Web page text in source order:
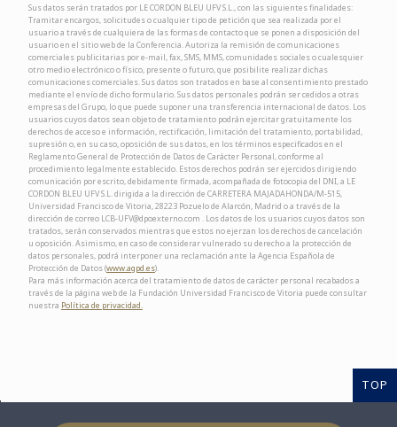
Sus datos serán tratados por LE CORDON BLEU UFV S.L., con las siguientes finalidades:
Tramitar encargos, solicitudes o cualquier tipo de petición que sea realizada por el
usuario a través de cualquiera de las formas de contacto que se ponen a disposición del
usuario en el sitio web de la Conferencia. Autoriza la remisión de comunicaciones
comerciales publicitarias por e-mail, fax, SMS, MMS, comunidades sociales o cualesquier
otro medio electrónico o físico, presente o futuro, que posibilite realizar dichas
comunicaciones comerciales. Sus datos son tratados en base al consentimiento prestado
mediante el envío de dicho formulario. Sus datos personales podrán ser cedidos a otras
empresas del Grupo, lo que puede suponer una transferencia internacional de datos. Los
usuarios cuyos datos sean objeto de tratamiento podrán ejercitar gratuitamente los
derechos de acceso e información, rectificación, limitación del tratamiento, portabilidad,
supresión o, en su caso, oposición de sus datos, en los términos especificados en el
Reglamento General de Protección de Datos de Carácter Personal, conforme al
procedimiento legalmente establecido. Estos derechos podrán ser ejercidos dirigiendo
comunicación por escrito, debidamente firmada, acompañada de fotocopia del DNI, a LE
CORDON BLEU UFV S.L. dirigida a la dirección de CARRETERA MAJADAHONDA/M-515,
Universidad Francisco de Vitoria, 28223 Pozuelo de Alarcón, Madrid o a través de la
dirección de correo LCB-UFV@dpoexterno.com . Los datos de los usuarios cuyos datos son
tratados, serán conservados mientras que estos no ejerzan los derechos de cancelación
u oposición. Asimismo, en caso de considerar vulnerado su derecho a la protección de
datos personales, podrá interponer una reclamación ante la Agencia Española de
Protección de Datos (www.agpd.es).
Para más información acerca del tratamiento de datos de carácter personal recabados a
través de la página web de la Fundación Universidad Francisco de Vitoria puede consultar
nuestra Política de privacidad.
TOP